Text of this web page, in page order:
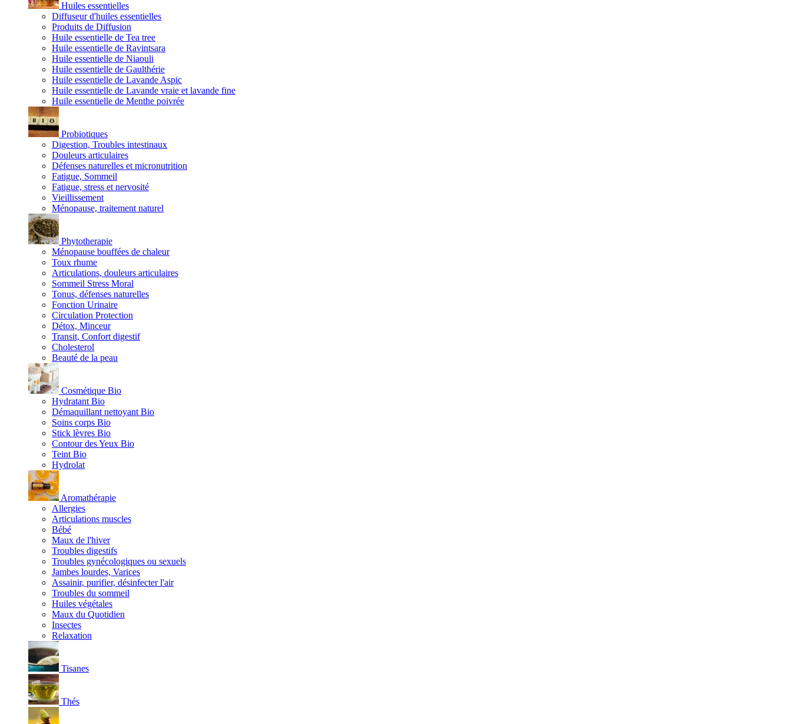
Huiles essentielles
Diffuseur d'huiles essentielles
Produits de Diffusion
Huile essentielle de Tea tree
Huile essentielle de Ravintsara
Huile essentielle de Niaouli
Huile essentielle de Gaulthérie
Huile essentielle de Lavande Aspic
Huile essentielle de Lavande vraie et lavande fine
Huile essentielle de Menthe poivrée
Probiotiques
Digestion, Troubles intestinaux
Douleurs articulaires
Défenses naturelles et micronutrition
Fatigue, Sommeil
Fatigue, stress et nervosité
Vieillissement
Ménopause, traitement naturel
Phytotherapie
Ménopause bouffées de chaleur
Toux rhume
Articulations, douleurs articulaires
Sommeil Stress Moral
Tonus, défenses naturelles
Fonction Urinaire
Circulation Protection
Détox, Minceur
Transit, Confort digestif
Cholesterol
Beauté de la peau
Cosmétique Bio
Hydratant Bio
Démaquillant nettoyant Bio
Soins corps Bio
Stick lèvres Bio
Contour des Yeux Bio
Teint Bio
Hydrolat
Aromathérapie
Allergies
Articulations muscles
Bébé
Maux de l'hiver
Troubles digestifs
Troubles gynécologiques ou sexuels
Jambes lourdes, Varices
Assainir, purifier, désinfecter l'air
Troubles du sommeil
Huiles végétales
Maux du Quotidien
Insectes
Relaxation
Tisanes
Thés